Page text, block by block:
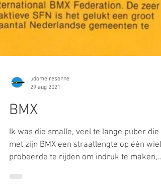
udomeiresonne
29 aug 2021
BMX
Ik was die smalle, veel te lange puber die
met zijn BMX een straatlengte op één wiel